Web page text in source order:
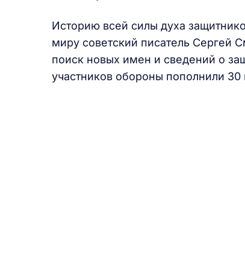
Историю всей силы духа
миру советский писатель Сергей
поиск новых имен и сведений о
участников обороны пополнили